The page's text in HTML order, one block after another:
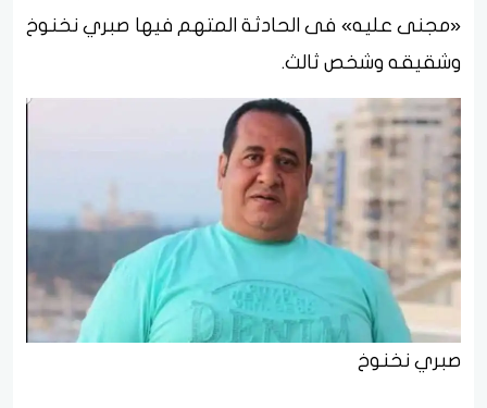
«مجنى عليه» فى الحادثة المتهم فيها صبري نخنوخ
وشقيقه وشخص ثالث.
صبري نخنوخ